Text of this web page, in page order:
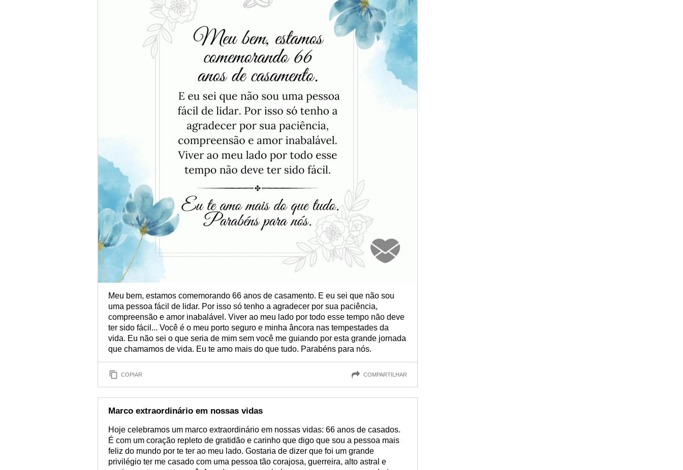
Meu bem, estamos comemorando 66 anos de casamento. E eu sei que não sou
uma pessoa fácil de lidar. Por isso só tenho a agradecer por sua paciência,
compreensão e amor inabalável. Viver ao meu lado por todo esse tempo não deve
ter sido fácil... Você é o meu porto seguro e minha âncora nas tempestades da
vida. Eu não sei o que seria de mim sem você me guiando por esta grande jornada
que chamamos de vida. Eu te amo mais do que tudo. Parabéns para nós.
COPIAR COMPARTILHAR
Marco extraordinário em nossas vidas
Hoje celebramos um marco extraordinário em nossas vidas: 66 anos de casados.
É com um coração repleto de gratidão e carinho que digo que sou a pessoa mais
feliz do mundo por te ter ao meu lado. Gostaria de dizer que foi um grande
privilégio ter me casado com uma pessoa tão corajosa, guerreira, alto astral e